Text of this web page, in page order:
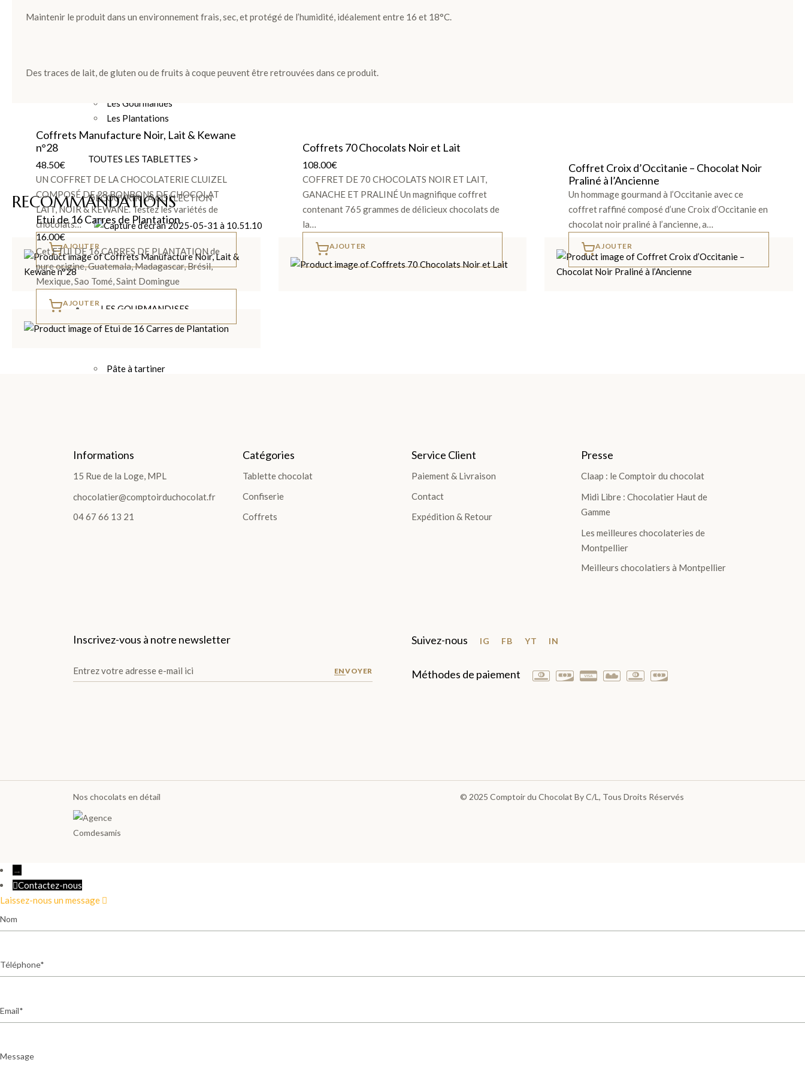
TABLETTES DE CHOCOLATS
Noir
Les Gourmandes
Les Plantations
TOUTES LES TABLETTES >
DÉCOUVRIR LA COLLECTION
LES PLANTATIONS >
LES GOURMANDISES
Pâte à tartiner
Fruits confits
Pâtes de fruits
Spécialités Régionales
Bonbons
Maintenir le produit dans un environnement frais, sec, et protégé de l’humidité, idéalement entre 16 et 18°C.
Des traces de lait, de gluten ou de fruits à coque peuvent être retrouvées dans ce produit.
RECOMMANDATIONS
Coffrets Manufacture Noir, Lait & Kewane
n°28
48.50€
UN COFFRET DE LA CHOCOLATERIE CLUIZEL
COMPOSÉ DE 28 BONBONS DE CHOCOLAT
LAIT, NOIR & KEWANE. Testez les variétés de
chocolats…
AJOUTER
Coffrets 70 Chocolats Noir et Lait
108.00€
COFFRET DE 70 CHOCOLATS NOIR ET LAIT,
GANACHE ET PRALINÉ Un magnifique coffret
contenant 765 grammes de délicieux chocolats de
la…
AJOUTER
Coffret Croix d’Occitanie – Chocolat Noir
Praliné à l’Ancienne
Un hommage gourmand à l’Occitanie avec ce
coffret raffiné composé d’une Croix d’Occitanie en
chocolat noir praliné à l’ancienne, a…
AJOUTER
Etui de 16 Carres de Plantation
16.00€
Cet ETUI DE 16 CARRES DE PLANTATION de
pure origine, Guatemala, Madagascar, Brésil,
Mexique, Sao Tomé, Saint Domingue
AJOUTER
Informations
15 Rue de la Loge, MPL
chocolatier@comptoirduchocolat.fr
04 67 66 13 21
Catégories
Tablette chocolat
Confiserie
Coffrets
Service Client
Paiement & Livraison
Contact
Expédition & Retour
Presse
Claap : le Comptoir du chocolat
Midi Libre : Chocolatier Haut de
Gamme
Les meilleures chocolateries de
Montpellier
Meilleurs chocolatiers à Montpellier
Inscrivez-vous à notre newsletter
ENVOYER
Suivez-nous IG FB YT IN
Méthodes de paiement
Nos chocolats en détail © 2025 Comptoir du Chocolat By C/L , Tous Droits Réservés
→
Contactez-nous
Laissez-nous un message
Nom
Téléphone
Email
Message